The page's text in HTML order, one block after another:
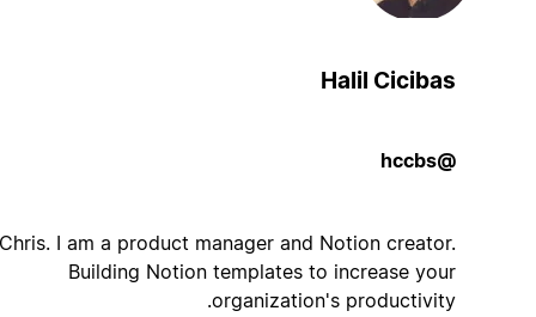
Halil Cicibas
I'm Chris. I am a product manager and Notion creator.
Building Notion templates to increase your
organization's productivity.